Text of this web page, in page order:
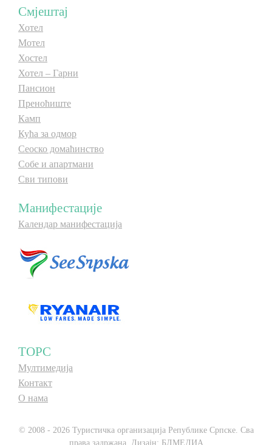
Смјештај
Хотел
Мотел
Хостел
Хотел – Гарни
Пансион
Преноћиште
Камп
Кућа за одмор
Сеоско домаћинство
Собе и апартмани
Сви типови
Манифестације
Календар манифестација
ТОРС
Мултимедија
Контакт
О нама
© 2008 - 2026 Туристичка организација Републике Српске. Сва
права задржана. Дизајн: БЛМЕДИА